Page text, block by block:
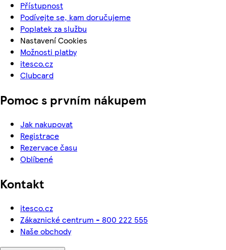
Přístupnost
Podívejte se, kam doručujeme
Poplatek za službu
Nastavení Cookies
Možnosti platby
itesco.cz
Clubcard
Pomoc s prvním nákupem
Jak nakupovat
Registrace
Rezervace času
Oblíbené
Kontakt
itesco.cz
Zákaznické centrum - 800 222 555
Naše obchody